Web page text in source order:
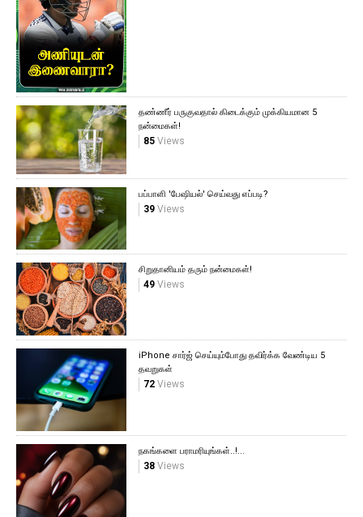
தண்ணீர் பருகுவதால் கிடைக்கும் முக்கியமான 5
நன்மைகள்!
85Views
பப்பாளி 'பேஷியல்' செய்வது எப்படி?
39Views
சிறுதானியம் தரும் நன்மைகள்!
49Views
iPhone சார்ஜ் செய்யும்போது தவிர்க்க வேண்டிய 5
தவறுகள்
72Views
நகங்களை பராமரியுங்கள்..!...
38Views